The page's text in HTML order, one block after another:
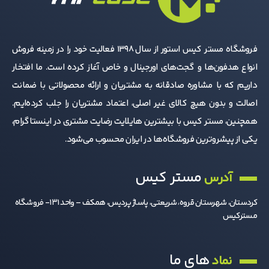
بسیار ساده بوده و به کمک پین‌های مخصوص انجام می‌شود.
100 واچ فیس متنوع
ساعت هوشمند هایلو Solar 5 دارای بیش از 100 واچ فیس متنوع است. این
واچ فیس‌ها امکانات متنوعی متناسب با سلیقه و نیاز شما در اختیارتان قرار
می‌دهند.
شما همچنین می‌توانید تصاویر خود را بر روی ساعت ریخته و به عنوان واچ
فیس از آن‌ها استفاده نمایید.
این ساعت هوشمند اعلان‌های فارسی شما را به‌خوبی نمایش می‌دهد.
همچنین می‌توانید منوی آن را فارسی‌سازی کنید و از ساعت خود به بهترین
شکل بهره ببرید.
عملکرد ضبط صدا
دقیقه زمان ضبط را پشتیبانی می کند، جلسات مهم، سخنرانی را به وضوح
فروشگاه مستر کیس استور از سال 1398 فعالیت خود را در زمینه فروش
انواع هدفون‌ها و گجت‌های اورجینال و خاص آغاز کرده است. ما افتخار
داریم که با مشاوره صادقانه به مشتریان و ارائه محصولاتی با ضمانت
اصالت و بدون هیچ کالای غیر اصلی، اعتماد مشتریان را جلب کرده‌ایم.
همچنین، مستر کیس با بیشترین هایلایت رضایت مشتری در اینستاگرام،
یکی از پیشروترین فروشگاه‌ها در ایران محسوب می‌شود.
آدرسمستر کیس
کردستان، شهرستان قروه، شریعتی، پاساژ پردیس، همکف – واحد 131- فروشگاه
مسترکیس
نمادهای ما